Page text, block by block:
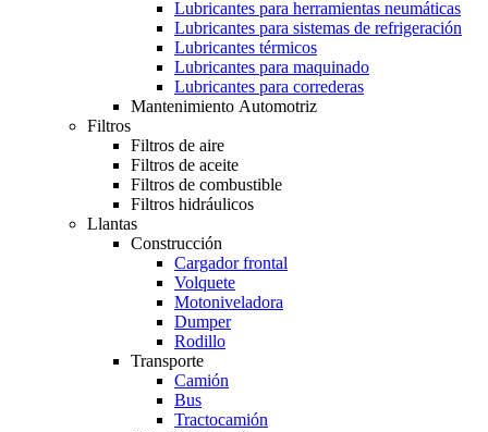
Lubricantes para herramientas neumáticas
Lubricantes para sistemas de refrigeración
Lubricantes térmicos
Lubricantes para maquinado
Lubricantes para correderas
Mantenimiento Automotriz
Filtros
Filtros de aire
Filtros de aceite
Filtros de combustible
Filtros hidráulicos
Llantas
Construcción
Cargador frontal
Volquete
Motoniveladora
Dumper
Rodillo
Transporte
Camión
Bus
Tractocamión